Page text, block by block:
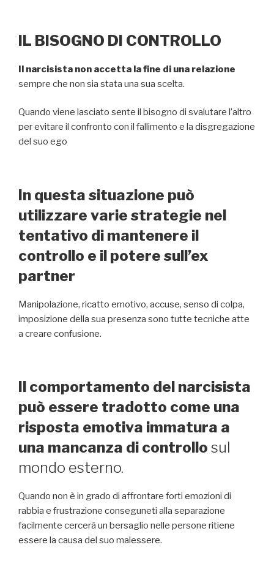
IL BISOGNO DI CONTROLLO
Il narcisista non accetta la fine di una relazione
sempre che non sia stata una sua scelta.
Quando viene lasciato sente il bisogno di svalutare l’altro
per evitare il confronto con il fallimento e la disgregazione
del suo ego
In questa situazione può
utilizzare varie strategie nel
tentativo di mantenere il
controllo e il potere sull’ex
partner
Manipolazione, ricatto emotivo, accuse, senso di colpa,
imposizione della sua presenza sono tutte tecniche atte
a creare confusione.
Il comportamento del narcisista
può essere tradotto come una
risposta emotiva immatura a
una mancanza di controllo sul
mondo esterno.
Quando non è in grado di affrontare forti emozioni di
rabbia e frustrazione conseguneti alla separazione
facilmente cercerà un bersaglio nelle persone ritiene
essere la causa del suo malessere.